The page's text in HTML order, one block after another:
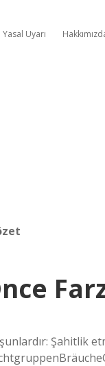
Yasal Uyarı
Şahitlik